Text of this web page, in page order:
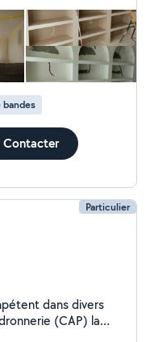
manuelles pour une
dans vos projets.
bandes
Contacter
Particulier
dans divers
(CAP) la